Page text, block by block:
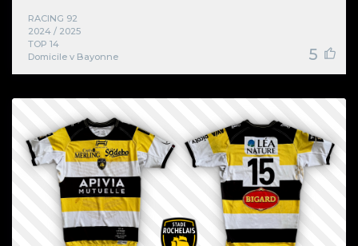
RACING 92
2024 / 2025
TOP 14
Domicile v Bayonne
5